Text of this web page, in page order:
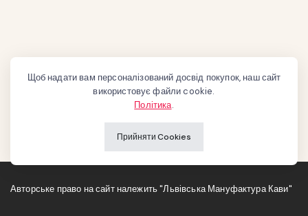
Авторське право на сайт належить "Львівська Мануфактура Кави"
Щоб надати вам персоналізований досвід покупок, наш сайт
використовує файли cookie.
Політика.
Прийняти Cookies